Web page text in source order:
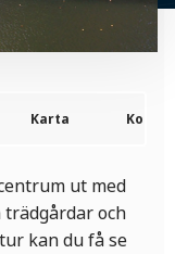
Karta
ut med
trädgårdar och
kan du få se